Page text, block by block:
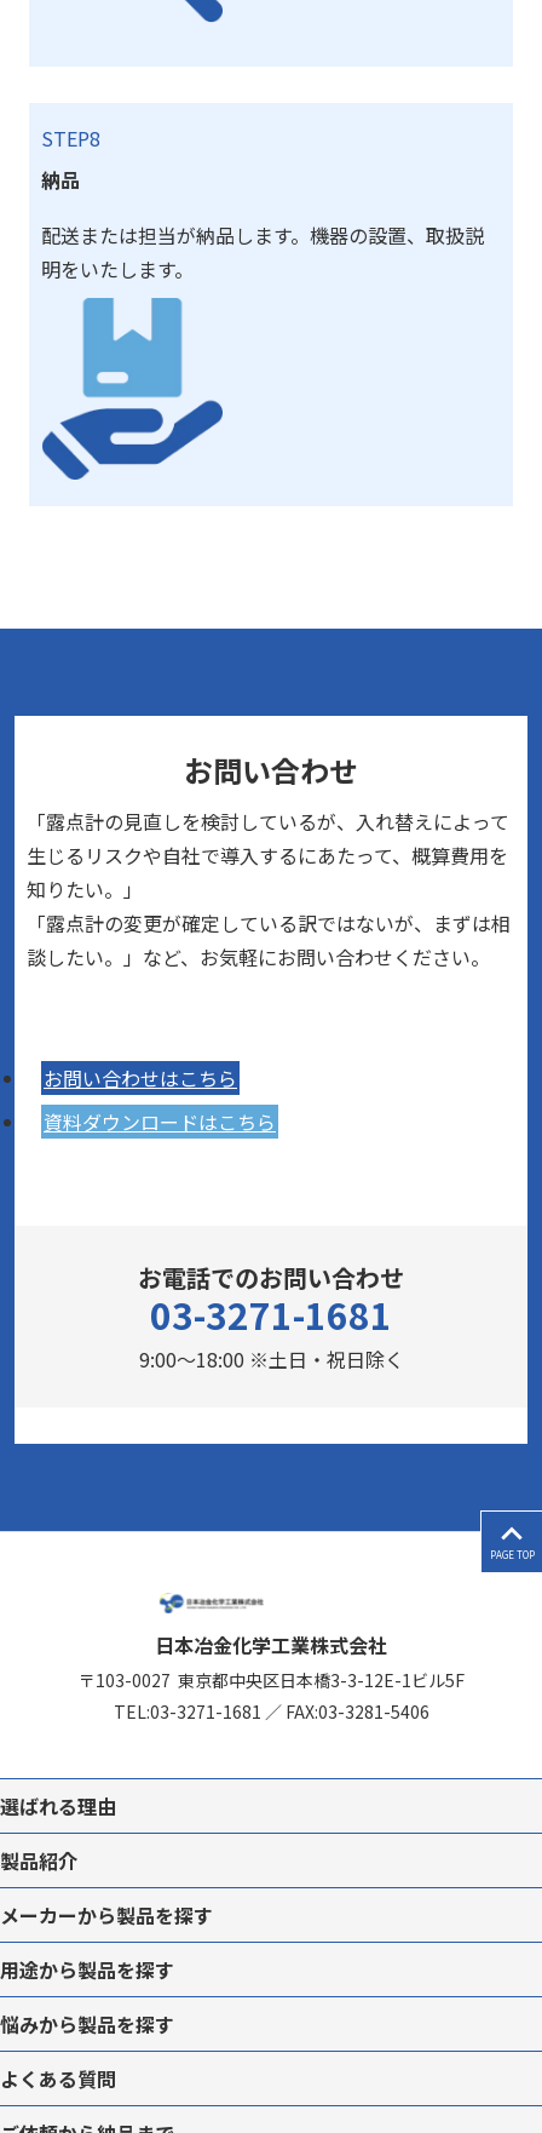
STEP8
納品
配送または担当が納品します。機器の設置、取扱説
明をいたします。
お問い合わせ
「露点計の見直しを検討しているが、入れ替えによって
生じるリスクや自社で導入するにあたって、概算費用を
知りたい。」
「露点計の変更が確定している訳ではないが、まずは相
談したい。」など、お気軽にお問い合わせください。
お問い合わせはこちら
資料ダウンロードはこちら
お電話でのお問い合わせ
03-3271-1681
9:00～18:00 ※土日・祝日除く
PAGE TOP
日本冶金化学工業株式会社
〒103-0027 東京都中央区日本橋3-3-12E-1ビル5F
TEL:03-3271-1681 ／ FAX:03-3281-5406
選ばれる理由
製品紹介
メーカーから製品を探す
用途から製品を探す
悩みから製品を探す
よくある質問